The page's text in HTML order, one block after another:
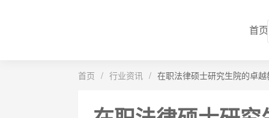
首页
首页 / 行业资讯 / 在职法律硕士研究生院的卓